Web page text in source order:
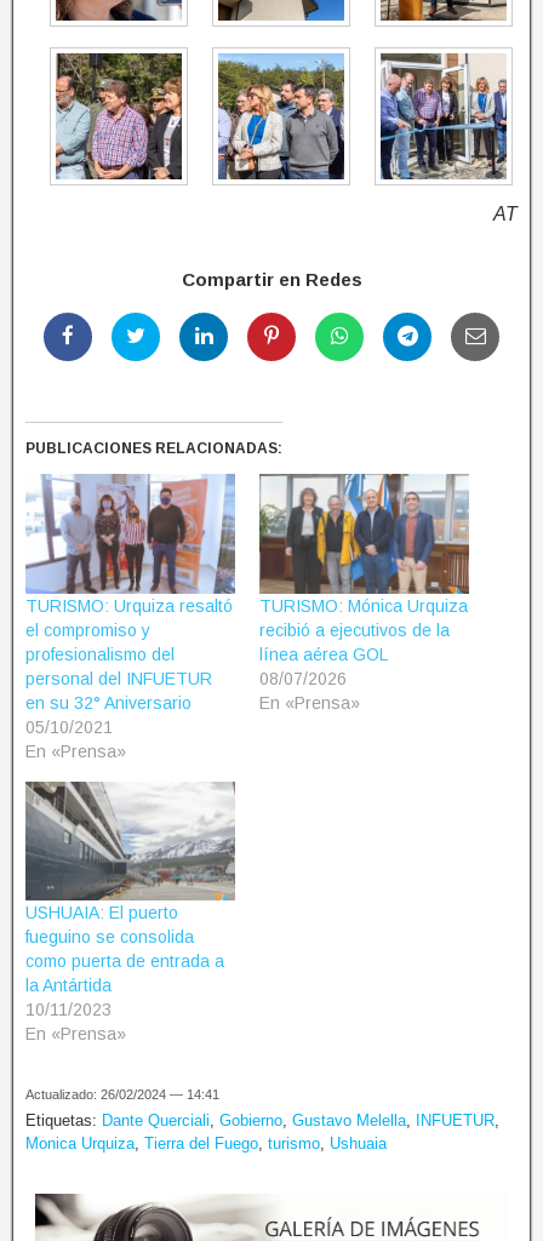
AT
Compartir en Redes
PUBLICACIONES RELACIONADAS:
TURISMO: Urquiza resaltó
el compromiso y
profesionalismo del
personal del INFUETUR
en su 32° Aniversario
05/10/2021
En «Prensa»
TURISMO: Mónica Urquiza
recibió a ejecutivos de la
línea aérea GOL
08/07/2026
En «Prensa»
USHUAIA: El puerto
fueguino se consolida
como puerta de entrada a
la Antártida
10/11/2023
En «Prensa»
Actualizado: 26/02/2024 — 14:41
Etiquetas: Dante Querciali, Gobierno, Gustavo Melella, INFUETUR,
Monica Urquiza, Tierra del Fuego, turismo, Ushuaia